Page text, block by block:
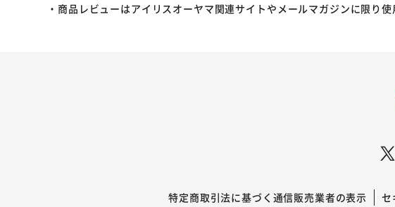
・商品レビューはアイリスオーヤマ関連サイトやメールマガジンに限り
特定商取引法に基づく通信販売業者の表示